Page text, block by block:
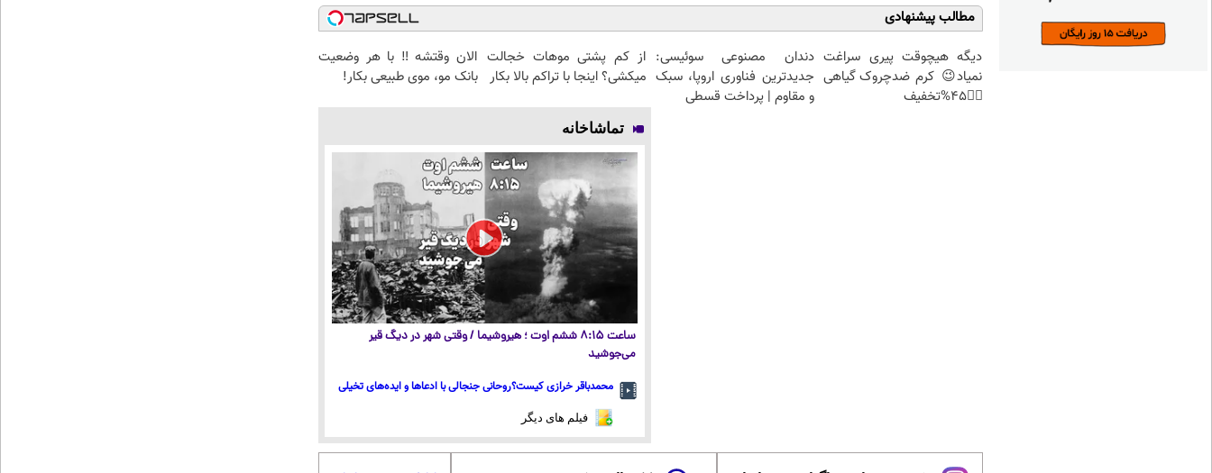
مطالب پیشنهادی
دیگه هیچوقت پیری سراغت
نمیاد😉 کرم ضدچروک گیاهی
👈🏻45%تخفیف
دندان مصنوعی سوئیسی:
جدیدترین فناوری اروپا، سبک
و مقاوم | پرداخت قسطی
از کم پشتی موهات خجالت
میکشی؟ اینجا با تراکم بالا بکار
الان وقتشه‼️ با هر وضعیت
بانک مو، موی طبیعی بکار!
تماشاخانه
ساعت ۸:۱۵ ششم اوت ؛ هیروشیما / وقتی شهر در دیگ قیر
می‌جوشید
محمدباقر خرازی کیست؟روحانی جنجالی با ادعاها و ایده‌های تخیلی
فیلم های دیگر